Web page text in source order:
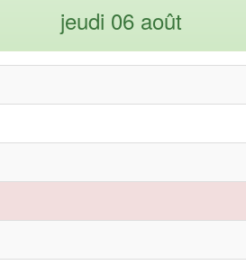
jeudi 06 août